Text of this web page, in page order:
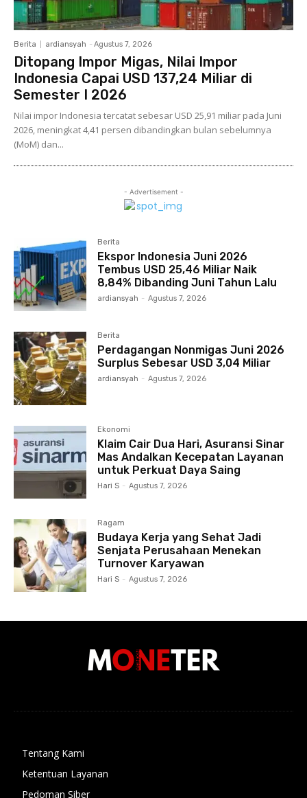
Berita ardiansyah - Agustus 7, 2026
Ditopang Impor Migas, Nilai Impor
Indonesia Capai USD 137,24 Miliar di
Semester I 2026
Nilai impor Indonesia tercatat sebesar USD 25,91 miliar pada Juni
2026, meningkat 4,41 persen dibandingkan bulan sebelumnya
(MoM) dan...
- Advertisement -
Berita
Ekspor Indonesia Juni 2026
Tembus USD 25,46 Miliar Naik
8,84% Dibanding Juni Tahun Lalu
ardiansyah - Agustus 7, 2026
Berita
Perdagangan Nonmigas Juni 2026
Surplus Sebesar USD 3,04 Miliar
ardiansyah - Agustus 7, 2026
Ekonomi
Klaim Cair Dua Hari, Asuransi Sinar
Mas Andalkan Kecepatan Layanan
untuk Perkuat Daya Saing
Hari S - Agustus 7, 2026
Ragam
Budaya Kerja yang Sehat Jadi
Senjata Perusahaan Menekan
Turnover Karyawan
Hari S - Agustus 7, 2026
Tentang Kami
Ketentuan Layanan
Pedoman Siber